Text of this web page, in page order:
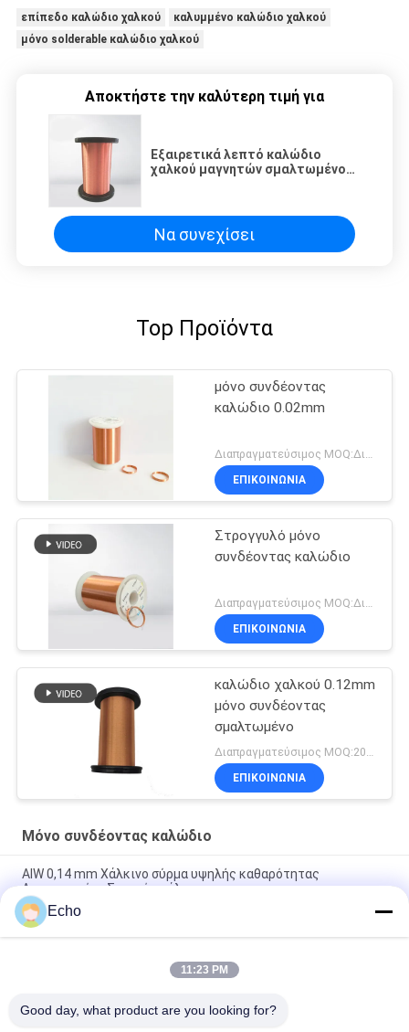
επίπεδο καλώδιο χαλκού
καλυμμένο καλώδιο χαλκού
μόνο solderable καλώδιο χαλκού
Αποκτήστε την καλύτερη τιμή για
Εξαιρετικά λεπτό καλώδιο
χαλκού μαγνητών σμαλτωμένο
Να συνεχίσει
Top Προϊόντα
μόνο συνδέοντας
καλώδιο 0.02mm
Διαπραγματεύσιμος MOQ:Διαφορετικοί τύποι με το differet MOQ
ΕΠΙΚΟΙΝΩΝΙΑ
Στρογγυλό μόνο
συνδέοντας καλώδιο
ΕΠΙΚΟΙΝΩΝΙΑ
καλώδιο χαλκού 0.12mm
μόνο συνδέοντας
σμαλτωμένο
ΕΠΙΚΟΙΝΩΝΙΑ
Μόνο συνδέοντας καλώδιο
ΑΙW 0,14 mm Χάλκινο σύρμα υψηλής καθαρότητας
Απομονωμένο Στερεό σμάλτο
AIW220 0,14mm Ζεστός αέρας Εναμελισμένο χαλκό σύρμα για
ηλεκτρική
Διάμετρος 35 AWG Εναλλακτικό σύρμα χαλκού αυτοκόλλητο
Echo
11:23 PM
Good day, what product are you looking for?